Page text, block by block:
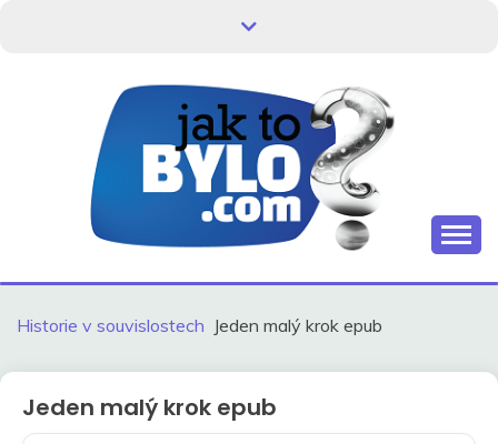
HISTORIE V
SOUVISLOSTECH
Historie v souvislostech Jeden malý krok epub
Jeden malý krok epub